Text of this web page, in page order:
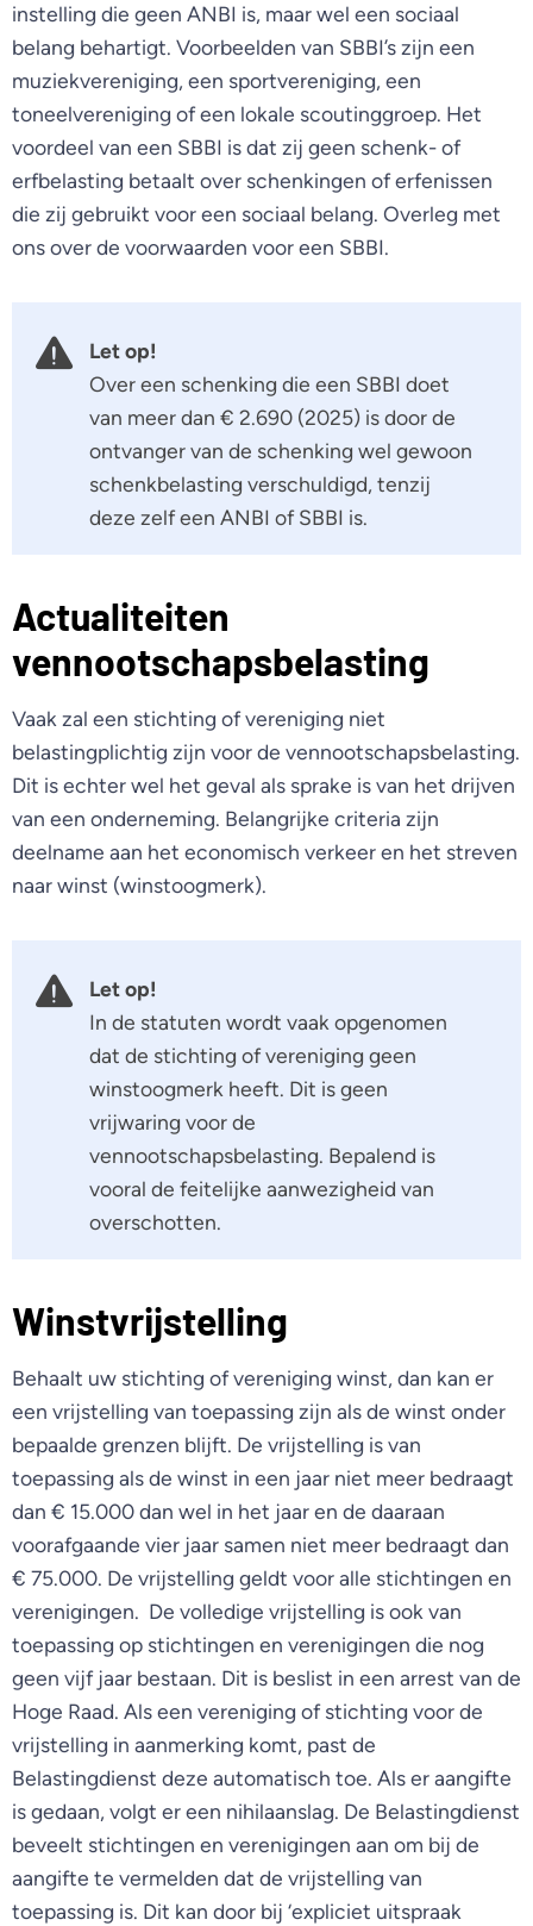
instelling die geen ANBI is, maar wel een sociaal
belang behartigt. Voorbeelden van SBBI’s zijn een
muziekvereniging, een sportvereniging, een
toneelvereniging of een lokale scoutinggroep. Het
voordeel van een SBBI is dat zij geen schenk- of
erfbelasting betaalt over schenkingen of erfenissen
die zij gebruikt voor een sociaal belang. Overleg met
ons over de voorwaarden voor een SBBI.
Let op!
Over een schenking die een SBBI doet
van meer dan € 2.690 (2025) is door de
ontvanger van de schenking wel gewoon
schenkbelasting verschuldigd, tenzij
deze zelf een ANBI of SBBI is.
Actualiteiten
vennootschapsbelasting
Vaak zal een stichting of vereniging niet
belastingplichtig zijn voor de vennootschapsbelasting.
Dit is echter wel het geval als sprake is van het drijven
van een onderneming. Belangrijke criteria zijn
deelname aan het economisch verkeer en het streven
naar winst (winstoogmerk).
Let op!
In de statuten wordt vaak opgenomen
dat de stichting of vereniging geen
winstoogmerk heeft. Dit is geen
vrijwaring voor de
vennootschapsbelasting. Bepalend is
vooral de feitelijke aanwezigheid van
overschotten.
Winstvrijstelling
Behaalt uw stichting of vereniging winst, dan kan er
een vrijstelling van toepassing zijn als de winst onder
bepaalde grenzen blijft. De vrijstelling is van
toepassing als de winst in een jaar niet meer bedraagt
dan € 15.000 dan wel in het jaar en de daaraan
voorafgaande vier jaar samen niet meer bedraagt dan
€ 75.000. De vrijstelling geldt voor alle stichtingen en
verenigingen. De volledige vrijstelling is ook van
toepassing op stichtingen en verenigingen die nog
geen vijf jaar bestaan. Dit is beslist in een arrest van de
Hoge Raad. Als een vereniging of stichting voor de
vrijstelling in aanmerking komt, past de
Belastingdienst deze automatisch toe. Als er aangifte
is gedaan, volgt er een nihilaanslag. De Belastingdienst
beveelt stichtingen en verenigingen aan om bij de
aangifte te vermelden dat de vrijstelling van
toepassing is. Dit kan door bij ‘expliciet uitspraak